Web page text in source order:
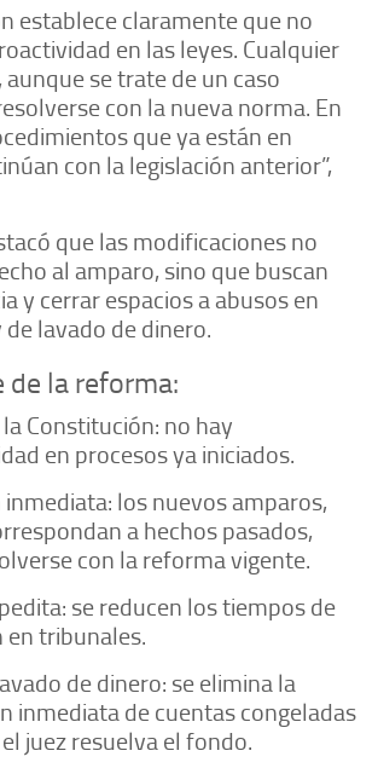
establece claramente que no
en las leyes. Cualquier
se trate de un caso
con la nueva norma. En
que ya están en
con la legislación anterior”,
que las modificaciones no
al amparo, sino que buscan
y cerrar espacios a abusos en
lavado de dinero.
de la reforma:
Constitución: no hay
en procesos ya iniciados.
los nuevos amparos,
a hechos pasados,
con la reforma vigente.
se reducen los tiempos de
en tribunales.
de dinero: se elimina la
inmediata de cuentas congeladas
juez resuelva el fondo.